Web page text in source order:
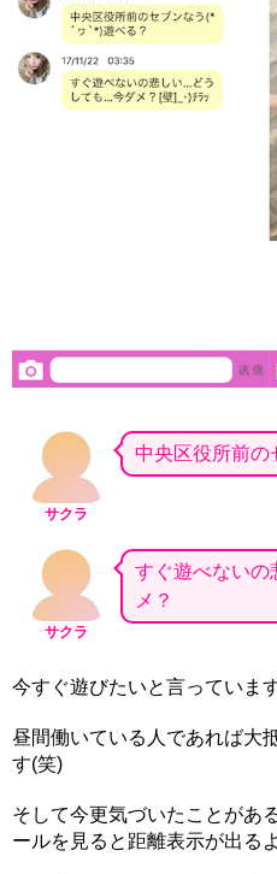
サクラ
中央区役所前
サクラ
すぐ遊べない
メ？
今すぐ遊びたいと言っていま
昼間働いている人であれば大
す(笑)
そして今更気づいたことがあ
ールを見ると距離表示が出る